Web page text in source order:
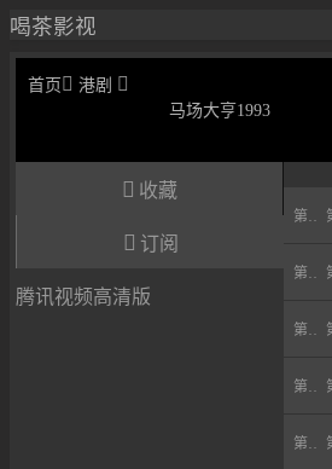
喝茶影视
首页  港剧 
马场大亨1993
 收藏
 订阅
腾讯视频高清版
第01集
第05集
第07集
第10集
第13集